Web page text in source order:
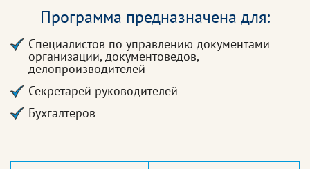
Программа предназначена для:
Специалистов по управлению документами
организации, документоведов,
делопроизводителей
Секретарей руководителей
Бухгалтеров